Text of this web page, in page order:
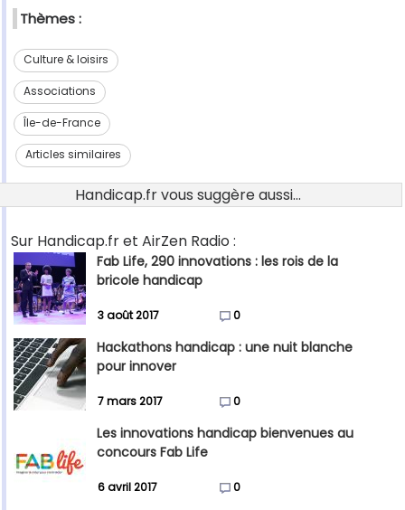
Thèmes :
Culture & loisirs
Associations
Île-de-France
Articles similaires
Handicap.fr vous suggère aussi...
Sur Handicap.fr et AirZen Radio :
Fab Life, 290 innovations : les rois de la
bricole handicap
3 août 2017 0
Hackathons handicap : une nuit blanche
pour innover
7 mars 2017 0
Les innovations handicap bienvenues au
concours Fab Life
6 avril 2017 0